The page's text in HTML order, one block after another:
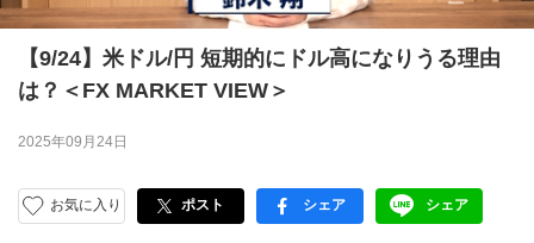
【9/24】米ドル/円 短期的にドル高になりうる理由
は？＜FX MARKET VIEW＞
2025年09月24日
お気に入り ポスト facebook
シェア LINE
シェア